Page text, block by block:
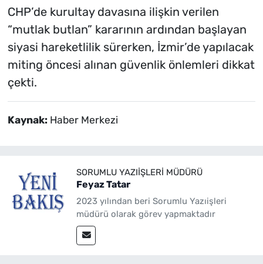
CHP’de kurultay davasına ilişkin verilen
“mutlak butlan” kararının ardından başlayan
siyasi hareketlilik sürerken, İzmir’de yapılacak
miting öncesi alınan güvenlik önlemleri dikkat
çekti.
Kaynak: Haber Merkezi
SORUMLU YAZIIŞLERI MÜDÜRÜ
Feyaz Tatar
2023 yılından beri Sorumlu Yazıişleri
müdürü olarak görev yapmaktadır